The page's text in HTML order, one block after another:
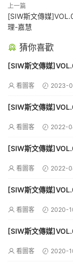
上一篇
[SIW斯文傳媒
理-嘉慧
猜你喜歡
[SIW斯文傳媒
看圖客 2023-
[SIW斯文傳媒
看圖客 2022-
[SIW斯文傳媒
看圖客 2022-
[SIW斯文傳媒
看圖客 2020-
[SIW斯文傳媒
看圖客 2020-